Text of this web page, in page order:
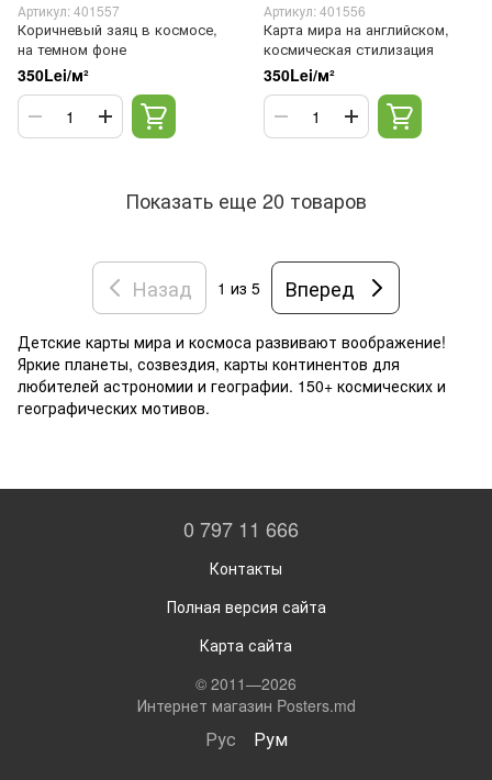
Артикул: 401557
Коричневый заяц в космосе,
на темном фоне
350Lei/м²
Артикул: 401556
Карта мира на английском,
космическая стилизация
350Lei/м²
Показать еще 20 товаров
Назад 1 из 5 Вперед
Детские карты мира и космоса развивают воображение!
Яркие планеты, созвездия, карты континентов для
любителей астрономии и географии. 150+ космических и
географических мотивов.
0 797 11 666
Контакты
Полная версия сайта
Карта сайта
© 2011—2026
Интернет магазин Posters.md
Рус Рум